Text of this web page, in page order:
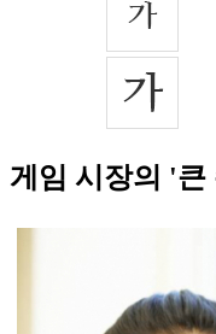
게임 시장의 '큰